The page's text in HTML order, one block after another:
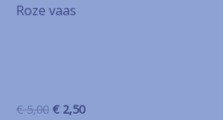
Roze vaas
€5,00 Oorspronkelijke
€ 2,50Huidige